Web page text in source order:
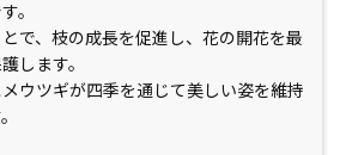
。
で、枝の成長を促進し、花の開花を最
します。
ウツギが四季を通じて美しい姿を維持